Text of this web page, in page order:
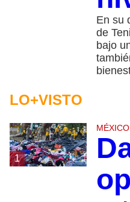
En su
de
bajo
LO+VISTO
1
MÉXICO